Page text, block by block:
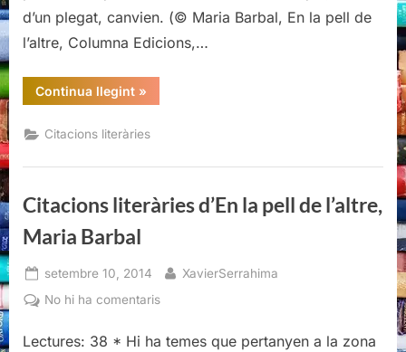
Maria
Barbal
d’un plegat, canvien. (© Maria Barbal, En la pell de
l’altre, Columna Edicions,…
Continua llegint“Citacions
literàries
la
pell
l’altre,
»
Citacions literàries
Citacions literàries d’En la pell de l’altre,
Maria Barbal
Posted
on
setembre 10, 2014 By
XavierSerrahima
No hi ha comentarisa
literàries
Lectures: 38 * Hi ha temes que pertanyen a la zona